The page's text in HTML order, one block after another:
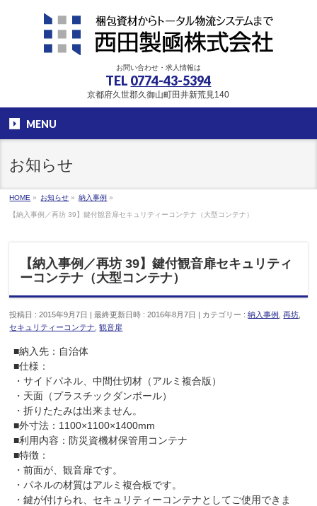
お問い合わせ・求人情報は
TEL 0774-43-5394
京都府久世郡久御山町田井新荒見140
MENU
お知らせ
HOME » お知らせ » 納入事例 »
【納入事例／再坊 39】鍵付観音扉セキュリティーコンテナ（大型コンテナ）
【納入事例／再坊 39】鍵付観音扉セキュリティ
ーコンテナ（大型コンテナ）
投稿日 : 2015年9月7日 最終更新日時 : 2016年8月7日 カテゴリー :納入事例 ,再坊
セキュリティーコンテナ ,観音扉
■納入先：自治体
■仕様：
・サイドパネル、中間仕切材（アルミ複合版）
・天面（プラスチックダンボール）
・折りたたみは出来ません。
■外寸法：1100×1100×1400mm
■利用内容：防災資機材保管用コンテナ
■特徴：
・前面が、観音扉です。
・パネルの材質はアルミ複合板です。
・鍵が付けられ、セキュリティーコンテナとしてご使用できま